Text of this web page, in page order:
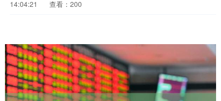
14:04:21
查看：200